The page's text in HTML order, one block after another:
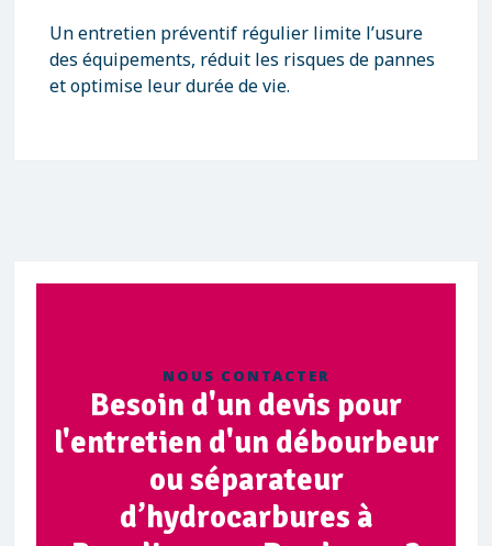
Un entretien préventif régulier limite l’usure
des équipements, réduit les risques de pannes
et optimise leur durée de vie.
NOUS CONTACTER
Besoin d'un devis pour
l'entretien d'un débourbeur
ou séparateur
d’hydrocarbures à